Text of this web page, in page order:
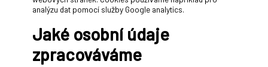
analýzu dat pomocí služby Google analytics.
Jaké osobní údaje
zpracováváme